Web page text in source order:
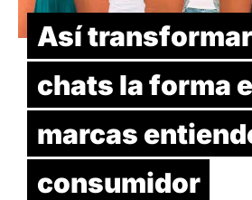
Así
chats la forma
marcas
consumidor